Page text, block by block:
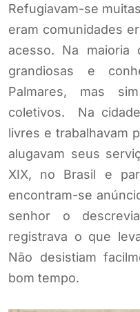
Refugiavam-se
eram comunidades
acesso. Na maioria
grandiosas e
Palmares, mas
coletivos. Na
livres e trabalhavam
alugavam seus
XIX, no Brasil e
encontram-se
senhor o
registrava o que
Não desistiam
bom tempo.